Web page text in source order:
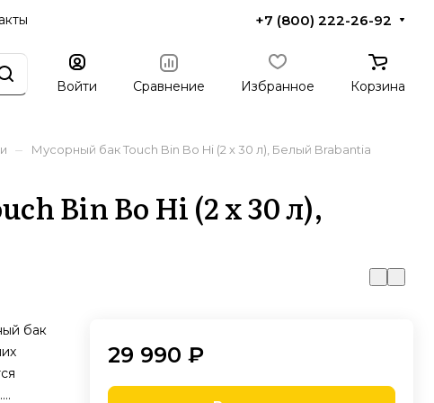
+7 (800) 222-26-92
Войти Сравнение Избранное Корзина
– Мусорный бак Touch Bin Bo Hi (2 х 30 л), Белый Brabantia
Bin Bo Hi (2 х 30 л),
бак
29 990 ₽